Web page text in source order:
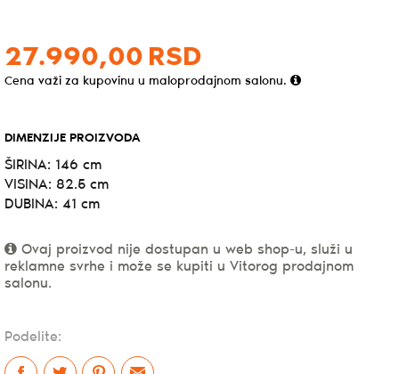
27.990,00 RSD
Cena važi za kupovinu u maloprodajnom salonu.
DIMENZIJE PROIZVODA
ŠIRINA: 146 cm
VISINA: 82.5 cm
DUBINA: 41 cm
Ovaj proizvod nije dostupan u web shop-u, služi u
reklamne svrhe i može se kupiti u Vitorog prodajnom
salonu.
Podelite: